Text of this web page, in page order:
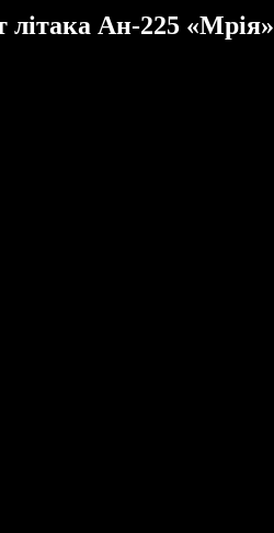
літака Ан-225 «Мрія»